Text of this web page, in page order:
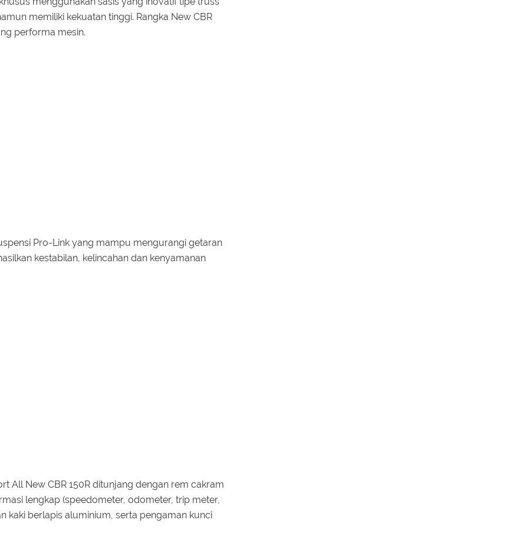
memiliki kekuatan tinggi. Rangka New CBR
performa mesin.
Pro-Link yang mampu mengurangi getaran
kestabilan, kelincahan dan kenyamanan
All New CBR 150R ditunjang dengan rem cakram
lengkap (speedometer, odometer, trip meter,
kaki berlapis aluminium, serta pengaman kunci